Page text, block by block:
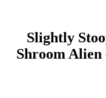
Slightly
Shroom